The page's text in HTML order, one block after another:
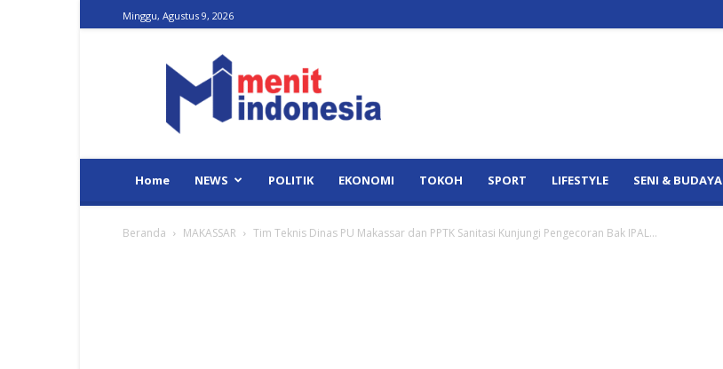
Minggu, Agustus 9, 2026
Indonesia
Home NEWS POLITIK EKONOMI TOKOH SPORT LIFESTYLE SENI & BUDAYA
Beranda MAKASSAR Tim Teknis Dinas PU Makassar dan PPTK Sanitasi Kunjungi Pengecoran Bak IPAL...